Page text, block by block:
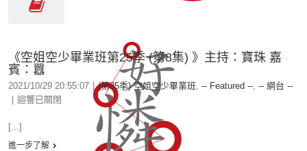
《空姐空少畢業班第25季 (第8集) 》主持：寶珠 嘉
賓：囂
2021/10/29 20:55:07 (第25季) 空姐空少畢業班, -- Featured --, -- 網台 --
迴響已關閉
[...]
進一步了解